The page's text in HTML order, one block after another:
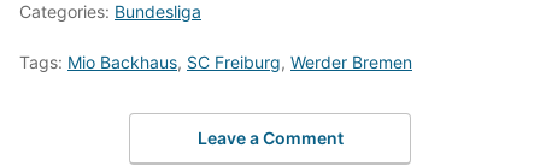
Categories: Bundesliga
Tags: Mio Backhaus, SC Freiburg, Werder Bremen
Leave a Comment